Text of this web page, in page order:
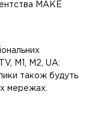
MAKE
M1, M2, UA:
також будуть
мережах.